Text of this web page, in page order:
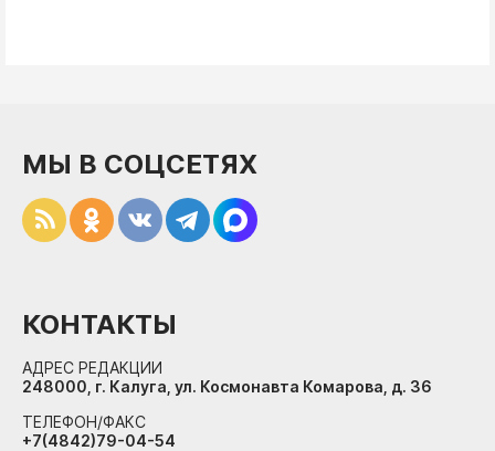
МЫ В СОЦСЕТЯХ
КОНТАКТЫ
АДРЕС РЕДАКЦИИ
248000, г. Калуга, ул. Космонавта Комарова, д. 36
ТЕЛЕФОН/ФАКС
+7(4842)79-04-54